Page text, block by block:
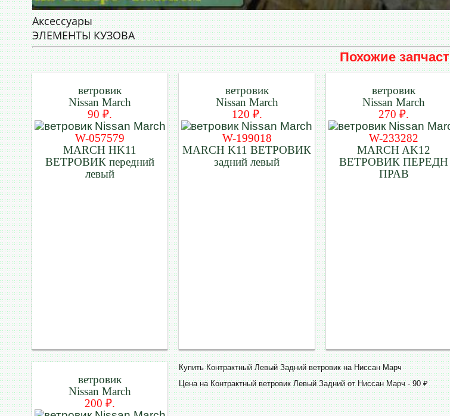
Аксессуары
ЭЛЕМЕНТЫ КУЗОВА
Похожие
ветровик
Nissan March
90 ₽.
W-057579
MARCH HK11
ВЕТРОВИК передний
левый
ветровик
Nissan March
120 ₽.
W-199018
MARCH K11 ВЕТРОВИК
задний левый
ветровик
Nissan March
270 ₽.
W-233282
MARCH AK12
ВЕТРОВИК ПЕРЕДН
ПРАВ
ветровик
Nissan March
200 ₽.
Купить Контрактный Левый Задний ветровик на Ниссан Марч
Цена на Контрактный ветровик Левый Задний от Ниссан Марч - 90 ₽